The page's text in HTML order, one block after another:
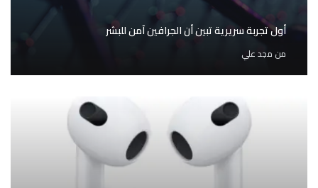
أول تجربة سريرية تبين أن الجرافين آمن للبشر
من مجد علي